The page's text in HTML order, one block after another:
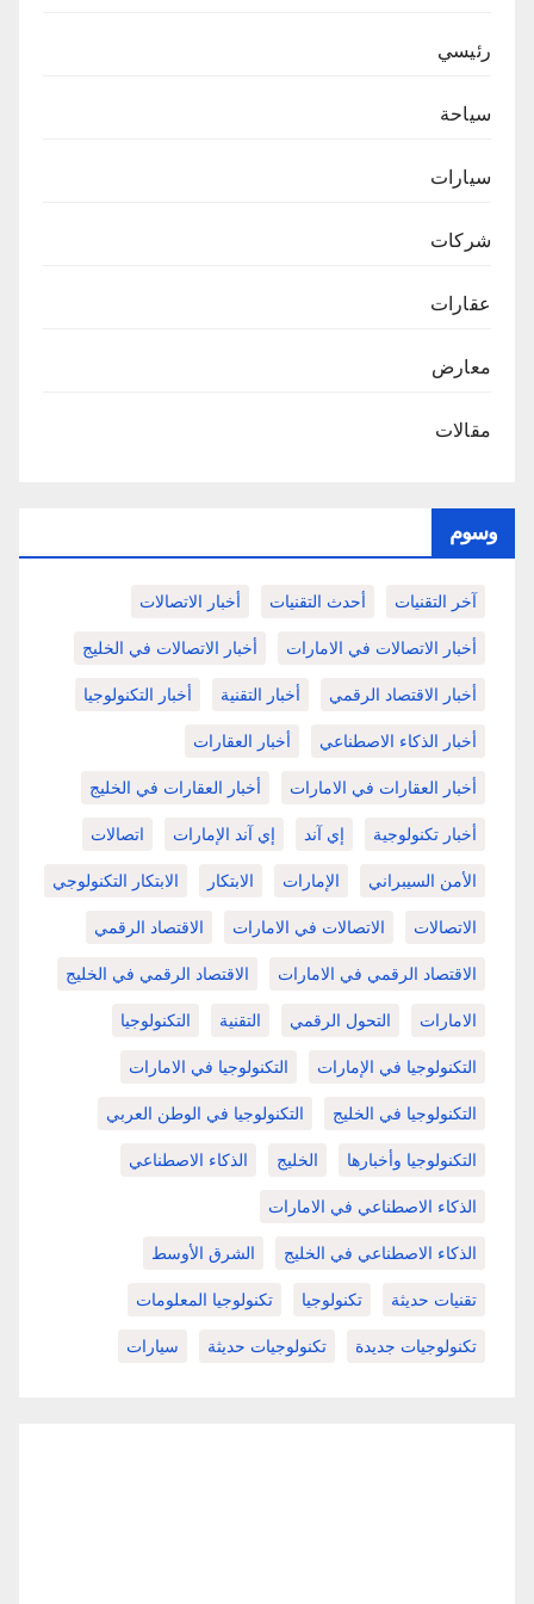
رئيسي
سياحة
سيارات
شركات
عقارات
معارض
مقالات
وسوم
آخر التقنيات أحدث التقنيات أخبار الاتصالات
أخبار الاتصالات في الامارات أخبار الاتصالات في الخليج
أخبار الاقتصاد الرقمي أخبار التقنية أخبار التكنولوجيا
أخبار الذكاء الاصطناعي أخبار العقارات
أخبار العقارات في الامارات أخبار العقارات في الخليج
أخبار تكنولوجية إي آند إي آند الإمارات اتصالات
الأمن السيبراني الإمارات الابتكار الابتكار التكنولوجي
الاتصالات الاتصالات في الامارات الاقتصاد الرقمي
الاقتصاد الرقمي في الامارات الاقتصاد الرقمي في الخليج
الامارات التحول الرقمي التقنية التكنولوجيا
التكنولوجيا في الإمارات التكنولوجيا في الامارات
التكنولوجيا في الخليج التكنولوجيا في الوطن العربي
التكنولوجيا وأخبارها الخليج الذكاء الاصطناعي
الذكاء الاصطناعي في الامارات
الذكاء الاصطناعي في الخليج الشرق الأوسط
تقنيات حديثة تكنولوجيا تكنولوجيا المعلومات
تكنولوجيات جديدة تكنولوجيات حديثة سيارات